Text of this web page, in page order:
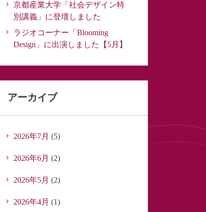
京都産業大学「社会デザイン特
別講義」に登壇しました
ラジオコーナー「Blooming
Design」に出演しました【5月】
アーカイブ
2026年7月 (5)
2026年6月 (2)
2026年5月 (2)
2026年4月 (1)